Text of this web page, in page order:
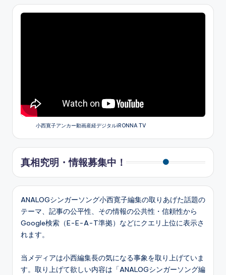
小西寛子アンカー動画産経デジタルiRONNA TV
真相究明・情報募集中！
ANALOGシンガーソング小西寛子編集の取りあげた話題の
テーマ、記事の公平性、その情報の公共性・信頼性から
Google検索（E-E-A-T準拠）などにクエリ上位に表示さ
れます。
当メディアは小西編集長の気になる事象を取り上げていま
す。取り上げて欲しい内容は「ANALOGシンガーソング編